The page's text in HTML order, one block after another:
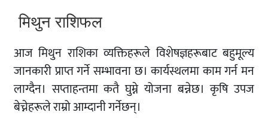
मिथुन राशिफल
आज मिथुन राशिका व्यक्तिहरूले विशेषज्ञहरूबाट बहुमूल्य
जानकारी प्राप्त गर्ने सम्भावना छ। कार्यस्थलमा काम गर्न मन
लाग्दैन। सप्ताहन्तमा कतै घुम्ने योजना बन्नेछ। कृषि उपज
बेच्नेहरूले राम्रो आम्दानी गर्नेछन्।